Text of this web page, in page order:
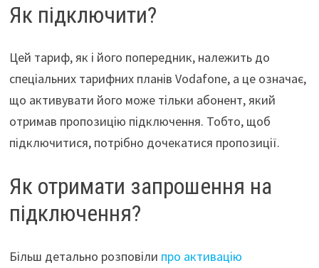
Як підключити?
Цей тариф, як і його попередник, належить до
спеціальних тарифних планів Vodafone, а це означає,
що активувати його може тільки абонент, який
отримав пропозицію підключення. Тобто, щоб
підключитися, потрібно дочекатися пропозиції.
Як отримати запрошення на
підключення?
Більш детально розповіли про активацію